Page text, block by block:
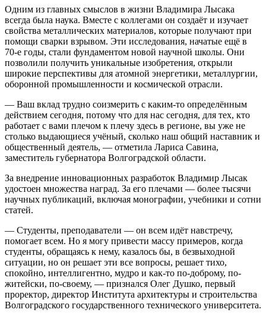
Одним из главных смыслов в жизни Владимира Лысака
всегда была наука. Вместе с коллегами он создаёт и изучает
свойства металлических материалов, которые получают при
помощи сварки взрывом. Эти исследования, начатые ещё в
70-е годы, стали фундаментом новой научной школы. Они
позволили получить уникальные изобретения, открыли
широкие перспективы для атомной энергетики, металлургии,
оборонной промышленности и космической отрасли.
— Ваш вклад трудно соизмерить с каким-то определённым
действием сегодня, потому что для нас сегодня, для тех, кто
работает с вами плечом к плечу здесь в регионе, вы уже не
столько выдающиеся учёный, сколько наш общий наставник и
общественный деятель, — отметила Лариса Савина,
заместитель губернатора Волгоградской области.
За внедрение инновационных разработок Владимир Лысак
удостоен множества наград. За его плечами — более тысячи
научных публикаций, включая монографии, учебники и сотни
статей.
— Студенты, преподаватели — он всем идёт навстречу,
помогает всем. Но я могу привести массу примеров, когда
студенты, обращаясь к нему, казалось бы, в безвыходной
ситуации, но он решает эти все вопросы, решает тихо,
спокойно, интеллигентно, мудро и как-то по-доброму, по-
житейски, по-своему, — признался Олег Душко, первый
проректор, директор Института архитектуры и строительства
Волгоградского государственного технического университета.